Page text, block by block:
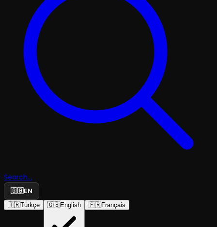
Search...
🇬🇧EN
🇹🇷Türkçe 🇬🇧English 🇫🇷Français